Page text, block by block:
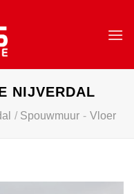
NIJVERDAL
/ Spouwmuur - Vloer